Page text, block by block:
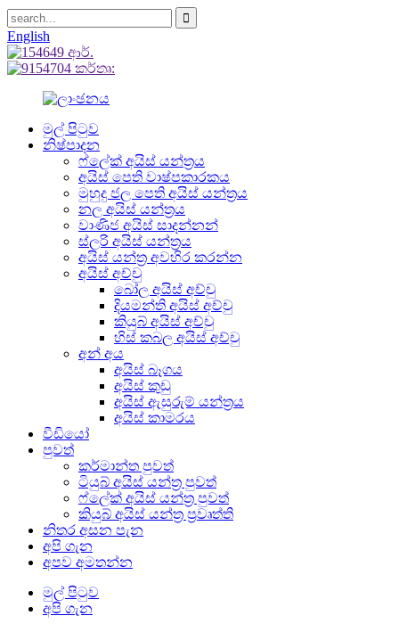
English
මුල් පිටුව
නිෂ්පාදන
ෆ්ලේක් අයිස් යන්ත්‍රය
අයිස් පෙති වාෂ්පකාරකය
මුහුදු ජල පෙති අයිස් යන්ත්‍රය
නල අයිස් යන්ත්‍රය
වාණිජ අයිස් සාදන්නන්
ස්ලරි අයිස් යන්ත්‍රය
අයිස් යන්ත්‍ර අවහිර කරන්න
අයිස් අච්චු
බෝල අයිස් අච්චු
දියමන්ති අයිස් අච්චු
කියුබ් අයිස් අච්චු
හිස් කබල අයිස් අච්චු
අන් අය
අයිස් බෑගය
අයිස් කුඩු
අයිස් ඇසුරුම් යන්ත්‍රය
අයිස් කාමරය
වීඩියෝ
පුවත්
කර්මාන්ත පුවත්
ටියුබ් අයිස් යන්ත්‍ර පුවත්
ෆ්ලේක් අයිස් යන්ත්‍ර පුවත්
කියුබ් අයිස් යන්ත්‍ර ප්‍රවෘත්ති
නිතර අසන පැන
අපි ගැන
අපව අමතන්න
මුල් පිටුව
අපි ගැන